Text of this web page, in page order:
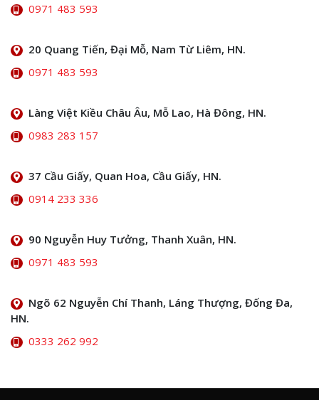
0971 483 593
20 Quang Tiến, Đại Mỗ, Nam Từ Liêm, HN.
0971 483 593
Làng Việt Kiều Châu Âu, Mỗ Lao, Hà Đông, HN.
0983 283 157
37 Cầu Giấy, Quan Hoa, Cầu Giấy, HN.
0914 233 336
90 Nguyễn Huy Tưởng, Thanh Xuân, HN.
0971 483 593
Ngõ 62 Nguyễn Chí Thanh, Láng Thượng, Đống Đa,
HN.
0333 262 992